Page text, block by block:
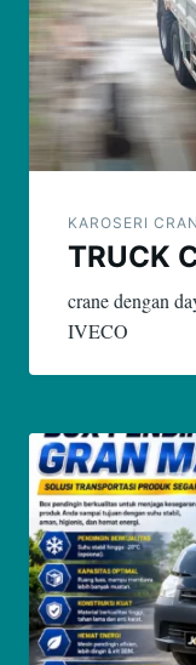
KAROSERI
TRUCK
crane dengan
IVECO